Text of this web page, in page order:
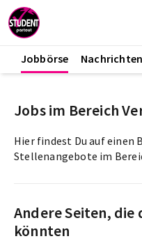
Jobbörse Nachrichten
Jobs im Bereich
Hier findest Du auf einen
Stellenangebote im
Andere Seiten, die
könnten